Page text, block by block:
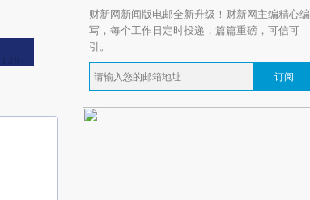
财新网新闻版电邮全新升级！财新网主编精心编
写，每个工作日定时投递，篇篇重磅，可信可
引。
订阅